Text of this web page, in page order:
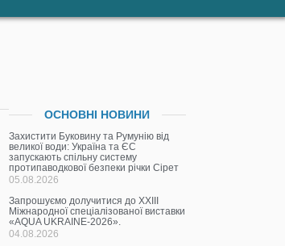
ОСНОВНІ НОВИНИ
Захистити Буковину та Румунію від
великої води: Україна та ЄС
запускають спільну систему
протипаводкової безпеки річки Сірет
05.08.2026
Запрошуємо долучитися до ХХІІІ
Міжнародної спеціалізованої виставки
«AQUA UKRAINE-2026».
04.08.2026